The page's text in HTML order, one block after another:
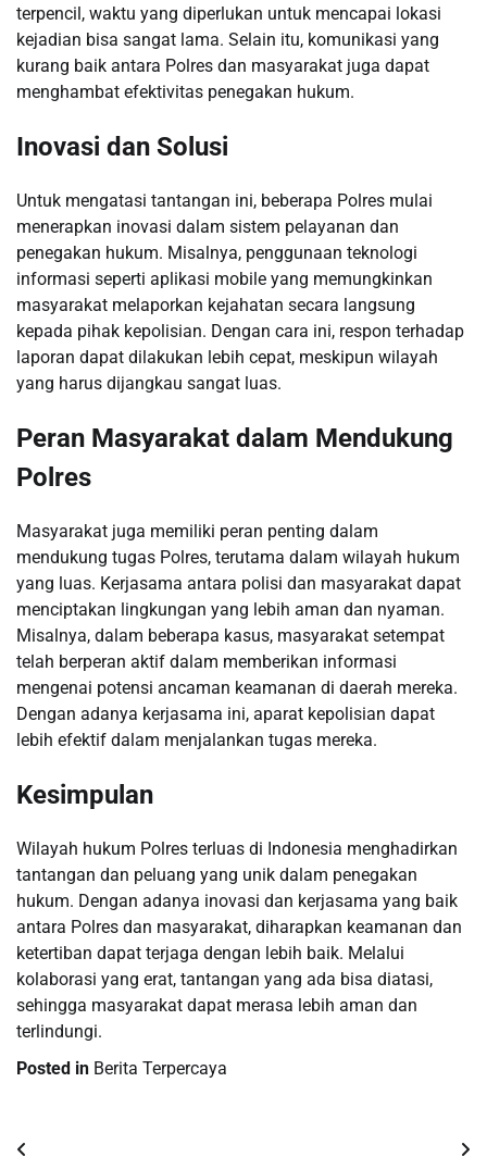
terpencil, waktu yang diperlukan untuk mencapai lokasi
kejadian bisa sangat lama. Selain itu, komunikasi yang
kurang baik antara Polres dan masyarakat juga dapat
menghambat efektivitas penegakan hukum.
Inovasi dan Solusi
Untuk mengatasi tantangan ini, beberapa Polres mulai
menerapkan inovasi dalam sistem pelayanan dan
penegakan hukum. Misalnya, penggunaan teknologi
informasi seperti aplikasi mobile yang memungkinkan
masyarakat melaporkan kejahatan secara langsung
kepada pihak kepolisian. Dengan cara ini, respon terhadap
laporan dapat dilakukan lebih cepat, meskipun wilayah
yang harus dijangkau sangat luas.
Peran Masyarakat dalam Mendukung
Polres
Masyarakat juga memiliki peran penting dalam
mendukung tugas Polres, terutama dalam wilayah hukum
yang luas. Kerjasama antara polisi dan masyarakat dapat
menciptakan lingkungan yang lebih aman dan nyaman.
Misalnya, dalam beberapa kasus, masyarakat setempat
telah berperan aktif dalam memberikan informasi
mengenai potensi ancaman keamanan di daerah mereka.
Dengan adanya kerjasama ini, aparat kepolisian dapat
lebih efektif dalam menjalankan tugas mereka.
Kesimpulan
Wilayah hukum Polres terluas di Indonesia menghadirkan
tantangan dan peluang yang unik dalam penegakan
hukum. Dengan adanya inovasi dan kerjasama yang baik
antara Polres dan masyarakat, diharapkan keamanan dan
ketertiban dapat terjaga dengan lebih baik. Melalui
kolaborasi yang erat, tantangan yang ada bisa diatasi,
sehingga masyarakat dapat merasa lebih aman dan
terlindungi.
Posted in Berita Terpercaya